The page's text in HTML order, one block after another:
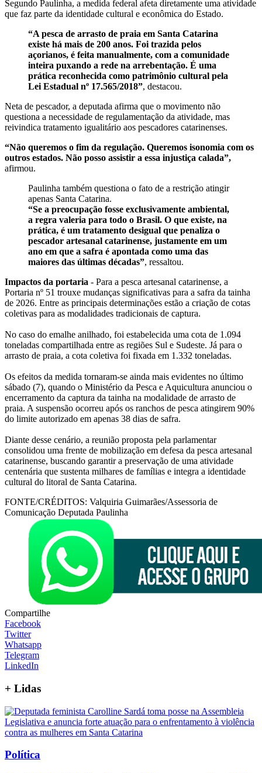
Segundo Paulinha, a medida federal afeta diretamente uma atividade
que faz parte da identidade cultural e econômica do Estado.
“A pesca de arrasto de praia em Santa Catarina
existe há mais de 200 anos. Foi trazida pelos
açorianos, é feita manualmente, com a comunidade
inteira puxando a rede na arrebentação. É uma
prática reconhecida como patrimônio cultural pela
Lei Estadual nº 17.565/2018”, destacou.
Neta de pescador, a deputada afirma que o movimento não
questiona a necessidade de regulamentação da atividade, mas
reivindica tratamento igualitário aos pescadores catarinenses.
“Não queremos o fim da regulação. Queremos isonomia com os
outros estados. Não posso assistir a essa injustiça calada”,
afirmou.
Paulinha também questiona o fato de a restrição atingir
apenas Santa Catarina.
“Se a preocupação fosse exclusivamente ambiental,
a regra valeria para todo o Brasil. O que existe, na
prática, é um tratamento desigual que penaliza o
pescador artesanal catarinense, justamente em um
ano em que a safra é apontada como uma das
maiores das últimas décadas”, ressaltou.
Impactos da portaria - Para a pesca artesanal catarinense, a
Portaria nº 51 trouxe mudanças significativas para a safra da tainha
de 2026. Entre as principais determinações estão a criação de cotas
coletivas para as modalidades tradicionais de captura.
No caso do emalhe anilhado, foi estabelecida uma cota de 1.094
toneladas compartilhada entre as regiões Sul e Sudeste. Já para o
arrasto de praia, a cota coletiva foi fixada em 1.332 toneladas.
Os efeitos da medida tornaram-se ainda mais evidentes no último
sábado (7), quando o Ministério da Pesca e Aquicultura anunciou o
encerramento da captura da tainha na modalidade de arrasto de
praia. A suspensão ocorreu após os ranchos de pesca atingirem 90%
do limite autorizado em apenas 38 dias de safra.
Diante desse cenário, a reunião proposta pela parlamentar
consolidou uma frente de mobilização em defesa da pesca artesanal
catarinense, buscando garantir a preservação de uma atividade
centenária que sustenta milhares de famílias e integra a identidade
cultural do litoral de Santa Catarina.
FONTE/CRÉDITOS: Valquiria Guimarães/Assessoria de
Comunicação Deputada Paulinha
Compartilhe
Facebook
Twitter
Whatsapp
Telegram
LinkedIn
+ Lidas
Política